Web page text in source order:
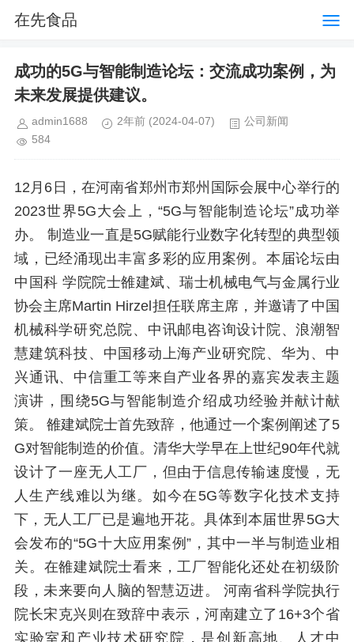
在先食品
成功的5G与智能制造论坛：交流成功案例，为
未来发展提供建议。
admin1688 2年前 (2024-04-07)
公司新闻
584
12月6日，在河南省郑州市郑州国际会展中心举行的
2023世界5G大会上，“5G与智能制造论坛”成功举
办。 制造业一直是5G赋能行业数字化转型的典型领
域，已经涌现出丰富多彩的应用案例。本届论坛由
中国科 学院院士雒建斌、瑞士机械电气与金属行业
协会主席Martin Hirzel担任联席主席，并邀请了中国
机械科学研究总院、中讯邮电咨询设计院、浪潮智
慧建筑科技、中国移动上海产业研究院、华为、中
兴通讯、中信重工等来自产业各界的嘉宾发表主题
演讲，围绕5G与智能制造介绍成功经验并献计献
策。 雒建斌院士首先致辞，他通过一个案例阐述了5
G对智能制造的价值。清华大学早在上世纪90年代就
设计了一座无人工厂，但由于信息传输速度慢，无
人生产线难以为继。如今在5G等数字化技术支持
下，无人工厂已是遍地开花。具体到本届世界5G大
会发布的“5G十大应用案例”，其中一半与制造业相
关。在雒建斌院士看来，工厂智能化还处在初级阶
段，未来要向人脑的智慧迈进。 河南省科学院执行
院长宋克兴则在致辞中表示，河南建立了16+3个省
实验室和产业技术研究院，是创新高地、人才中